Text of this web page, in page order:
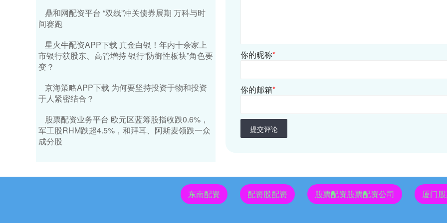
你的昵称*
你的邮箱*
提交评论
鼎和网配资平台 “双线”冲关债券展期 万科与时
间赛跑
星火牛配资APP下载 真金白银！年内十余家上
市银行获股东、高管增持 银行“防御性板块”角色要
变？
京海策略APP下载 为何要坚持投资于物和投资
于人紧密结合？
股票配资业务平台 欧元区蓝筹股指收跌0.6%，
军工股RHM跌超4.5%，和拜耳、阿斯麦领跌一众
成分股
东南配资 配资股配资 股票配资股票配资公司 厦门